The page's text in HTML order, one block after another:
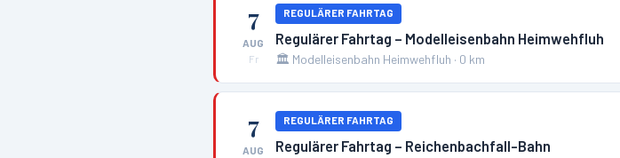
7
AUG
Fr
REGULÄRER FAHRTAG
Regulärer Fahrtag – Modelleisenbahn Heimwehfluh
🏛️ Modelleisenbahn Heimwehfluh · 0 km
7
AUG
REGULÄRER FAHRTAG
Regulärer Fahrtag – Reichenbachfall-Bahn